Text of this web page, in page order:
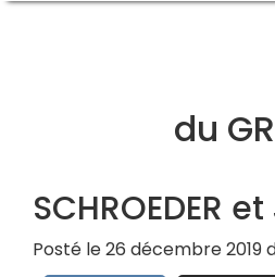
du
SCHROEDER
Posté le 26 décembre 2019